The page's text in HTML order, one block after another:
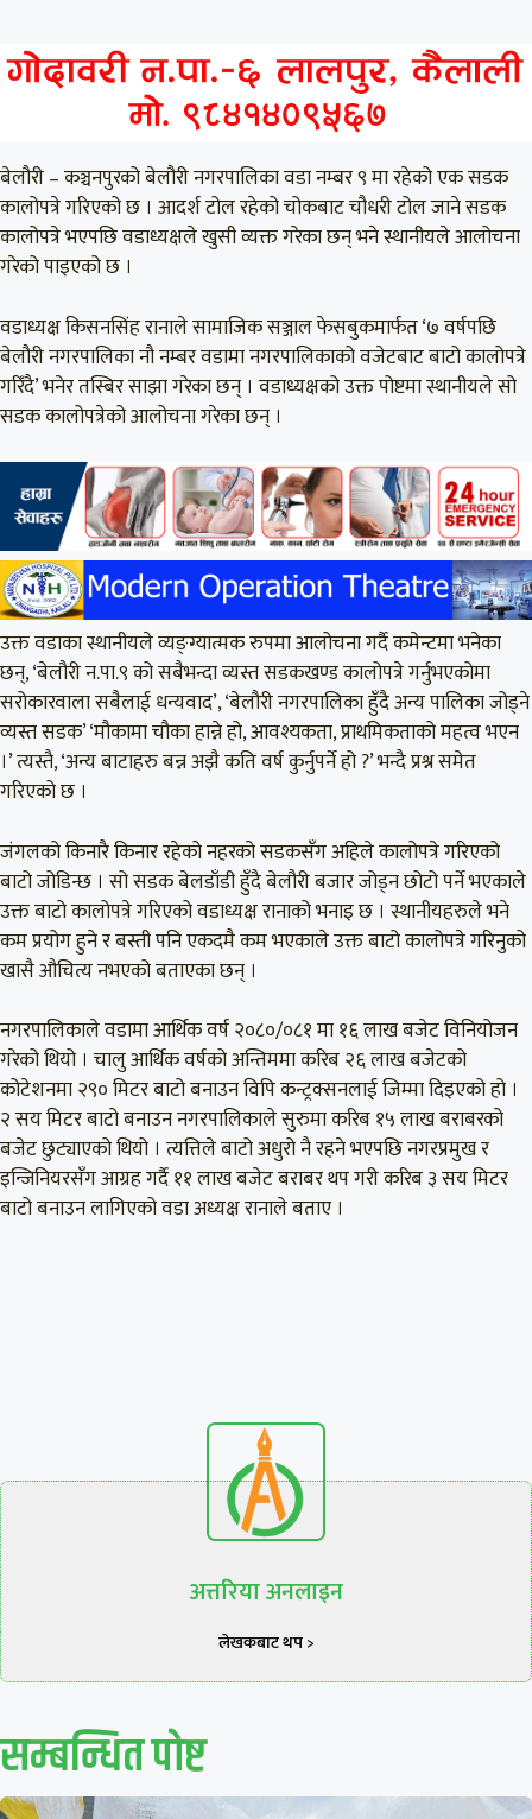
बेलौरी – कञ्चनपुरको बेलौरी नगरपालिका वडा नम्बर ९ मा रहेको एक सडक
कालोपत्रे गरिएको छ । आदर्श टोल रहेको चोकबाट चौधरी टोल जाने सडक
कालोपत्रे भएपछि वडाध्यक्षले खुसी व्यक्त गरेका छन् भने स्थानीयले आलोचना
गरेको पाइएको छ ।
वडाध्यक्ष किसनसिंह रानाले सामाजिक सञ्जाल फेसबुकमार्फत ‘७ वर्षपछि
बेलौरी नगरपालिका नौ नम्बर वडामा नगरपालिकाको वजेटबाट बाटो कालोपत्रे
गरिँदै’ भनेर तस्बिर साझा गरेका छन् । वडाध्यक्षको उक्त पोष्टमा स्थानीयले सो
सडक कालोपत्रेको आलोचना गरेका छन् ।
उक्त वडाका स्थानीयले व्यङ्ग्यात्मक रुपमा आलोचना गर्दै कमेन्टमा भनेका
छन्, ‘बेलौरी न.पा.९ को सबैभन्दा व्यस्त सडकखण्ड कालोपत्रे गर्नुभएकोमा
सरोकारवाला सबैलाई धन्यवाद’, ‘बेलौरी नगरपालिका हुँदै अन्य पालिका जोड्ने
व्यस्त सडक’ ‘मौकामा चौका हान्ने हो, आवश्यकता, प्राथमिकताको महत्व भएन
।’ त्यस्तै, ‘अन्य बाटाहरु बन्न अझै कति वर्ष कुर्नुपर्ने हो ?’ भन्दै प्रश्न समेत
गरिएको छ ।
जंगलको किनारै किनार रहेको नहरको सडकसँग अहिले कालोपत्रे गरिएको
बाटो जोडिन्छ । सो सडक बेलडाँडी हुँदै बेलौरी बजार जोड्न छोटो पर्ने भएकाले
उक्त बाटो कालोपत्रे गरिएको वडाध्यक्ष रानाको भनाइ छ । स्थानीयहरुले भने
कम प्रयोग हुने र बस्ती पनि एकदमै कम भएकाले उक्त बाटो कालोपत्रे गरिनुको
खासै औचित्य नभएको बताएका छन् ।
नगरपालिकाले वडामा आर्थिक वर्ष २०८०/०८१ मा १६ लाख बजेट विनियोजन
गरेको थियो । चालु आर्थिक वर्षको अन्तिममा करिब २६ लाख बजेटको
कोटेशनमा २९० मिटर बाटो बनाउन विपि कन्ट्रक्सनलाई जिम्मा दिइएको हो ।
२ सय मिटर बाटो बनाउन नगरपालिकाले सुरुमा करिब १५ लाख बराबरको
बजेट छुट्याएको थियो । त्यत्तिले बाटो अधुरो नै रहने भएपछि नगरप्रमुख र
इन्जिनियरसँग आग्रह गर्दै ११ लाख बजेट बराबर थप गरी करिब ३ सय मिटर
बाटो बनाउन लागिएको वडा अध्यक्ष रानाले बताए ।
अत्तरिया अनलाइन
लेखकबाट थप >
सम्बन्धित पाेष्ट